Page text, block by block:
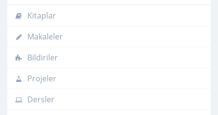
Kitaplar
Makaleler
Bildiriler
Projeler
Dersler